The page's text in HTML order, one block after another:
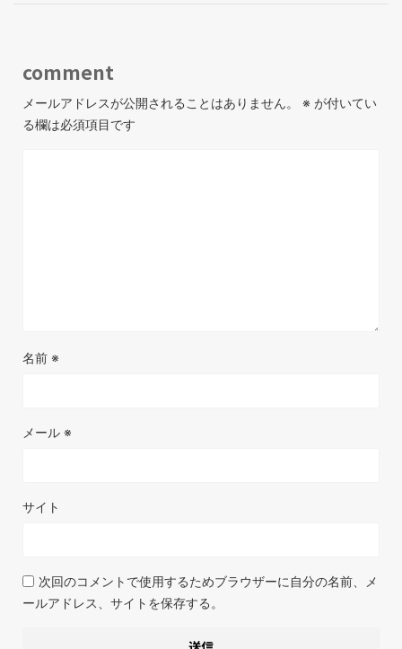
comment
メールアドレスが公開されることはありません。 ※ が付いてい
る欄は必須項目です
名前 ※
メール ※
サイト
次回のコメントで使用するためブラウザーに自分の名前、メ
ールアドレス、サイトを保存する。